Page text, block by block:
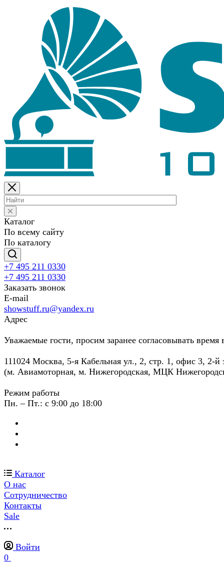
Каталог
По всему сайту
По каталогу
+7 495 211 0330
+7 495 211 0330
Заказать звонок
E-mail
showstuff.ru@yandex.ru
Адрес
Уважаемые гости, просим заранее согласовывать время
111024 Москва, 5-я Кабельная ул., 2, стр. 1, офис 3, 2-
(м. Авиамоторная, м. Нижегородская, МЦК
Режим работы
Пн. – Пт.: с 9:00 до 18:00
Каталог
О нас
Сотрудничество
Контакты
Sale
Войти
0